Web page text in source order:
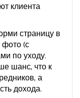
клиента
страницу в
(с
по уходу.
шанс, что к
а
дохода.